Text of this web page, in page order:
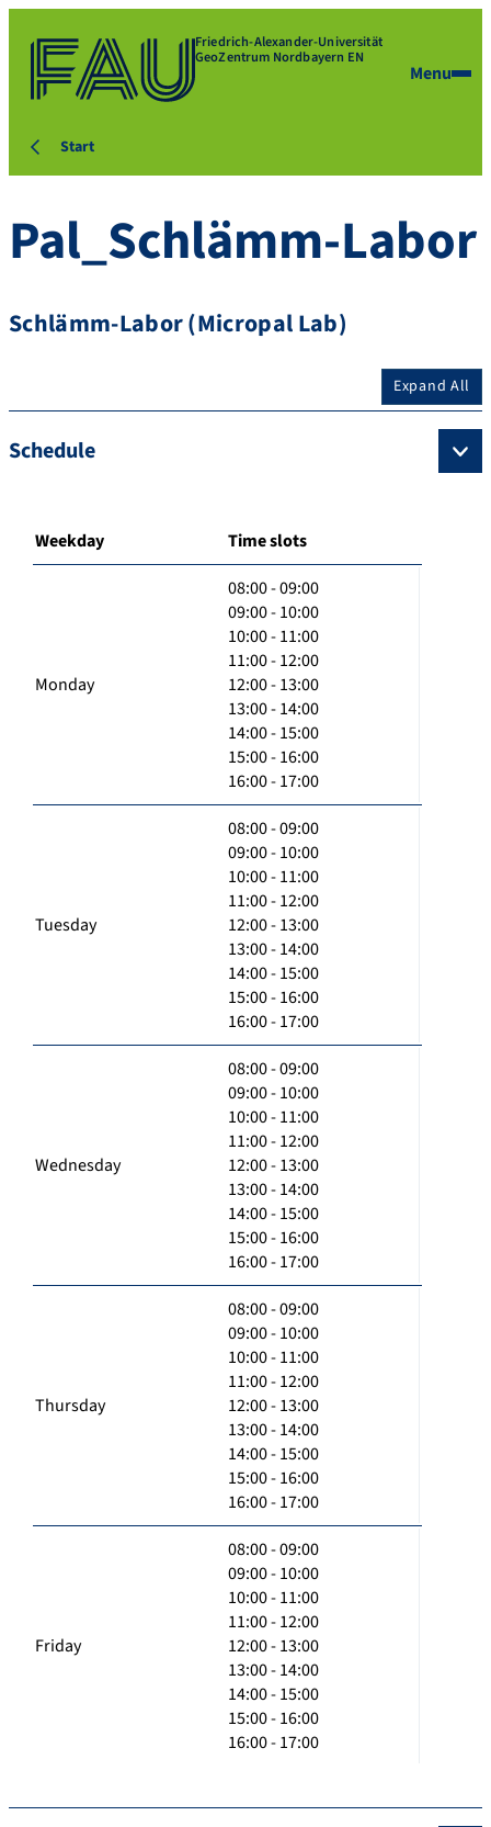
Friedrich-Alexander-Universität
GeoZentrum Nordbayern EN
Menu
Start
Pal_Schlämm-Labor
Schlämm-Labor (Micropal Lab)
Expand All
Schedule
Weekday Time slots
Monday
08:00 - 09:00
09:00 - 10:00
10:00 - 11:00
11:00 - 12:00
12:00 - 13:00
13:00 - 14:00
14:00 - 15:00
15:00 - 16:00
16:00 - 17:00
Tuesday
08:00 - 09:00
09:00 - 10:00
10:00 - 11:00
11:00 - 12:00
12:00 - 13:00
13:00 - 14:00
14:00 - 15:00
15:00 - 16:00
16:00 - 17:00
Wednesday
08:00 - 09:00
09:00 - 10:00
10:00 - 11:00
11:00 - 12:00
12:00 - 13:00
13:00 - 14:00
14:00 - 15:00
15:00 - 16:00
16:00 - 17:00
Thursday
08:00 - 09:00
09:00 - 10:00
10:00 - 11:00
11:00 - 12:00
12:00 - 13:00
13:00 - 14:00
14:00 - 15:00
15:00 - 16:00
16:00 - 17:00
Friday
08:00 - 09:00
09:00 - 10:00
10:00 - 11:00
11:00 - 12:00
12:00 - 13:00
13:00 - 14:00
14:00 - 15:00
15:00 - 16:00
16:00 - 17:00